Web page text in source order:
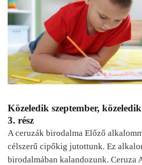
Közeledik szeptember,
3. rész
A ceruzák birodalma Előző
célszerű cipőkig jutottunk. Ez
birodalmában kalandozunk. Ceruza